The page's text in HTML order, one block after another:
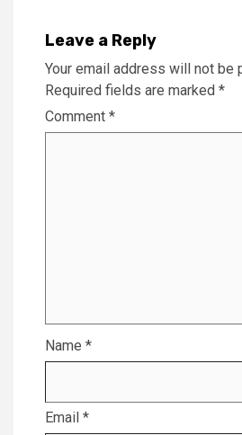
Leave a Reply
Your email address will not be
Required fields are marked *
Comment *
Name *
Email *